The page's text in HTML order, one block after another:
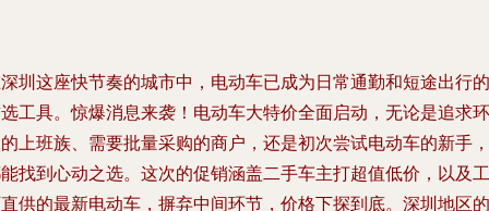
圳这座快节奏的城市中，电动车已成为日常通勤和短途出行的
工具。惊爆消息来袭！电动车大特价全面启动，无论是追求环
上班族、需要批量采购的商户，还是初次尝试电动车的新手，
找到心动之选。这次的促销涵盖二手车主打超值低价，以及工
供的最新电动车，摒弃中间环节，价格下探到底。深圳地区的